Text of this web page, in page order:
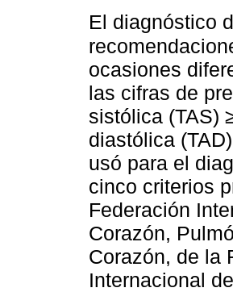
El diagnóstico
ocasiones
las cifras de
sistólica (TAS)
diastólica
usó para el
cinco criterios
Federación
Corazón,
Corazón, de la
Internacional